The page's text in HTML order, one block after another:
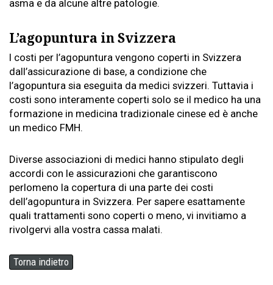
asma e da alcune altre patologie.
L’agopuntura in Svizzera
I costi per l’agopuntura vengono coperti in Svizzera
dall’assicurazione di base, a condizione che
l’agopuntura sia eseguita da medici svizzeri. Tuttavia i
costi sono interamente coperti solo se il medico ha una
formazione in medicina tradizionale cinese ed è anche
un medico FMH.
Diverse associazioni di medici hanno stipulato degli
accordi con le assicurazioni che garantiscono
perlomeno la copertura di una parte dei costi
dell’agopuntura in Svizzera. Per sapere esattamente
quali trattamenti sono coperti o meno, vi invitiamo a
rivolgervi alla vostra cassa malati.
Torna indietro